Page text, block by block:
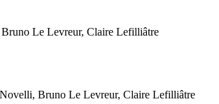
Le Levreur, Claire Lefilliâtre
Bruno Le Levreur, Claire Lefilliâtre